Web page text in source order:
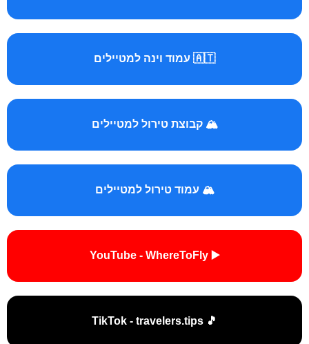
🇦🇹 עמוד וינה למטיילים
🏔️ קבוצת טירול למטיילים
🏔️ עמוד טירול למטיילים
▶️ YouTube - WhereToFly
🎵 TikTok - travelers.tips